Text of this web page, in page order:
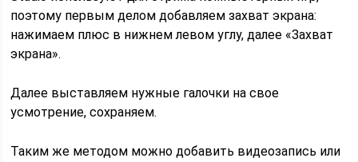
поэтому первым делом добавляем захват экрана:
нажимаем плюс в нижнем левом углу, далее «Захват
экрана».
Далее выставляем нужные галочки на свое
усмотрение, сохраняем.
Таким же методом можно добавить видеозапись или